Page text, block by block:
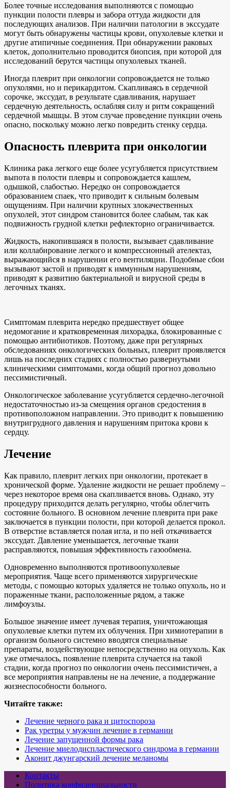
Более точные исследования выполняются с помощью
пункции полости плевры и забора оттуда жидкости для
последующих анализов. При наличии патологии в экссудате
могут быть обнаружены частицы крови, опухолевые клетки и
другие атипичные соединения. При обнаружении раковых
клеток, дополнительно проводится биопсия, при которой для
исследований берутся частицы опухолевых тканей.
Иногда плеврит при онкологии сопровождается не только
опухолями, но и перикардитом. Скапливаясь в сердечной
сорочке, экссудат, в результате сдавливания, нарушает
сердечную деятельность, ослабляя силу и ритм сокращений
сердечной мышцы. В этом случае проведение пункции очень
опасно, поскольку можно легко повредить стенку сердца.
Опасность плеврита при онкологии
Клиника рака легкого еще более усугубляется присутствием
выпота в полости плевры и сопровождается кашлем,
одышкой, слабостью. Нередко он сопровождается
образованием спаек, что приводит к сильным болевым
ощущениям. При наличии крупных злокачественных
опухолей, этот синдром становится более слабым, так как
подвижность грудной клетки рефлекторно ограничивается.
Жидкость, накопившаяся в полости, вызывает сдавливание
или коллабирование легкого и компрессионный ателектаз,
выражающийся в нарушении его вентиляции. Подобные сбои
вызывают застой и приводят к иммунным нарушениям,
приводят к развитию бактериальной и вирусной среды в
легочных тканях.
Симптомам плеврита нередко предшествует общее
недомогание и кратковременная лихорадка, блокированные с
помощью антибиотиков. Поэтому, даже при регулярных
обследованиях онкологических больных, плеврит проявляется
лишь на последних стадиях с полностью развернутыми
клиническими симптомами, когда общий прогноз довольно
пессимистичный.
Онкологическое заболевание усугубляется сердечно-легочной
недостаточностью из-за смещения органов средостения в
противоположном направлении. Это приводит к повышению
внутригрудного давления и нарушениям притока крови к
сердцу.
Лечение
Как правило, плеврит легких при онкологии, протекает в
хронической форме. Удаление жидкости не решает проблему –
через некоторое время она скапливается вновь. Однако, эту
процедуру приходится делать регулярно, чтобы облегчить
состояние больного. В основном лечение плеврита при раке
заключается в пункции полости, при которой делается прокол.
В отверстие вставляется полая игла, и по ней откачивается
экссудат. Давление уменьшается, легочные ткани
расправляются, повышая эффективность газообмена.
Одновременно выполняются противоопухолевые
мероприятия. Чаще всего применяются хирургические
методы, с помощью которых удаляется не только опухоль, но и
пораженные ткани, расположенные рядом, а также
лимфоузлы.
Большое значение имеет лучевая терапия, уничтожающая
опухолевые клетки путем их облучения. При химиотерапии в
организм больного системно вводятся специальные
препараты, воздействующие непосредственно на опухоль. Как
уже отмечалось, появление плеврита случается на такой
стадии, когда прогноз по онкологии очень пессимистичен, а
все мероприятия направлены не на лечение, а поддержание
жизнеспособности больного.
Читайте также:
Лечение черного рака и цитоспороза
Рак уретры у мужчин лечение в германии
Лечение запущенной формы рака
Лечение миелодиспластического синдрома в германии
Аконит джунгарский лечение меланомы
Контакты
Политика конфиденциальности